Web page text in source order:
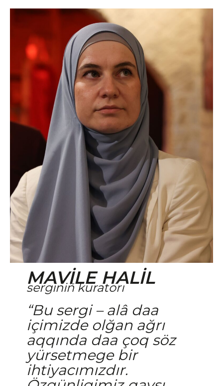
MAVİLE HALİL
serginiñ kuratorı
“Bu sergi – alâ daa
içimizde olğan ağrı
aqqında daa çoq söz
yürsetmege bir
ihtiyacımızdır.